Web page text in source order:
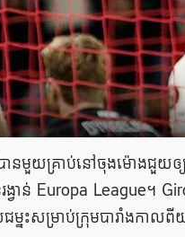
បានមួយគ្រាប់នៅចុង​ម៉ោង​​ជួ
ង្វាន់ Europa League។
ះសម្រាប់ក្រុមបារាំងកាលពី